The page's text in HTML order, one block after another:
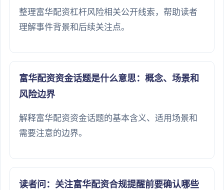
整理富华配资杠杆风险相关公开线索，帮助读者
理解事件背景和后续关注点。
富华配资资金话题是什么意思：概念、场景和
风险边界
解释富华配资资金话题的基本含义、适用场景和
需要注意的边界。
读者问：关注富华配资合规提醒前要确认哪些